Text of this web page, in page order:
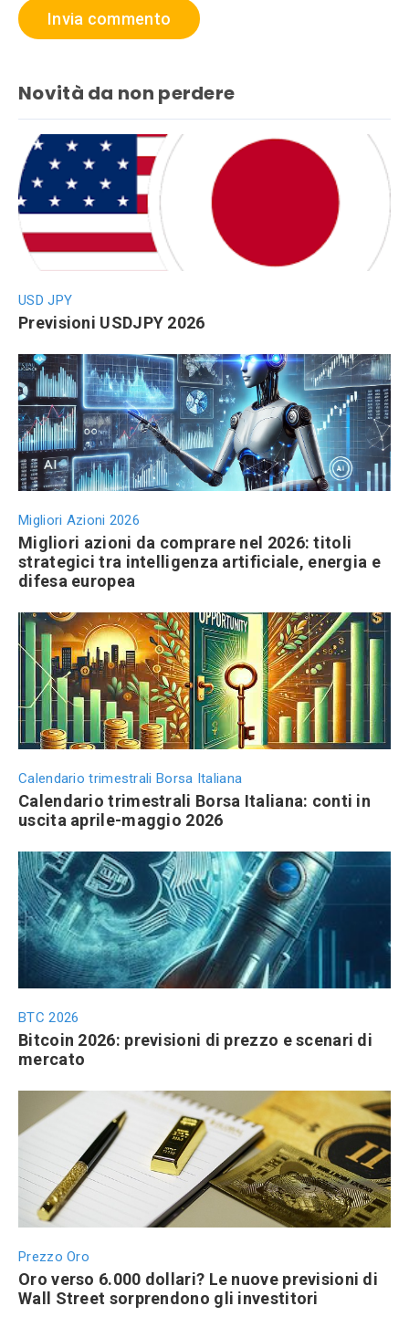
Novità da non perdere
USD JPY
Previsioni USDJPY 2026
Migliori Azioni 2026
Migliori azioni da comprare nel 2026: titoli
strategici tra intelligenza artificiale, energia e
difesa europea
Calendario trimestrali Borsa Italiana
Calendario trimestrali Borsa Italiana: conti in
uscita aprile-maggio 2026
BTC 2026
Bitcoin 2026: previsioni di prezzo e scenari di
mercato
Prezzo Oro
Oro verso 6.000 dollari? Le nuove previsioni di
Wall Street sorprendono gli investitori